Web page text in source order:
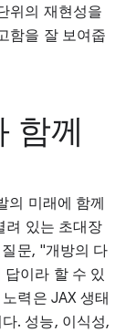
위의 재현성을
함을 잘 보여줍
함께
의 미래에 함께
려 있는 초대장
문, "개방의 다
이라 할 수 있
력은 JAX 생태
. 성능, 이식성,